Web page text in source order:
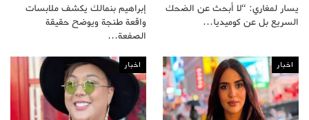
يسار لمغاري: “لا أبحث عن الضحك
السريع بل عن كوميديا…
إبراهيم بنمالك يكشف ملابسات
واقعة طنجة ويوضح حقيقة
الصفعة…
اخبار اخبار